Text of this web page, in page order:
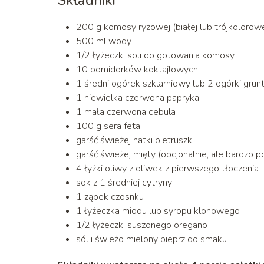
200 g komosy ryżowej (białej lub
500 ml wody
1/2 łyżeczki soli do gotowania komosy
10 pomidorków koktajlowych
1 średni ogórek szklarniowy lub 2 ogórki
1 niewielka czerwona papryka
1 mała czerwona cebula
100 g sera feta
garść świeżej natki pietruszki
garść świeżej mięty (opcjonalnie, ale bardzo
4 łyżki oliwy z oliwek z pierwszego tłoczenia
sok z 1 średniej cytryny
1 ząbek czosnku
1 łyżeczka miodu lub syropu klonowego
1/2 łyżeczki suszonego oregano
sól i świeżo mielony pieprz do smaku